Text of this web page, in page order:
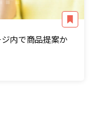
内で商品提案か